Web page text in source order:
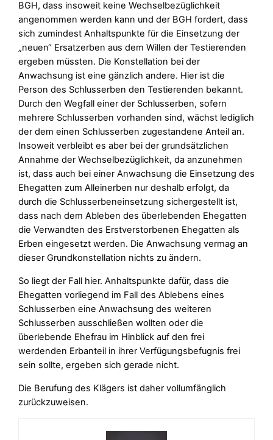
BGH, dass insoweit keine Wechselbezüglichkeit
angenommen werden kann und der BGH fordert, dass
sich zumindest Anhaltspunkte für die Einsetzung der
„neuen“ Ersatzerben aus dem Willen der Testierenden
ergeben müssten. Die Konstellation bei der
Anwachsung ist eine gänzlich andere. Hier ist die
Person des Schlusserben den Testierenden bekannt.
Durch den Wegfall einer der Schlusserben, sofern
mehrere Schlusserben vorhanden sind, wächst lediglich
der dem einen Schlusserben zugestandene Anteil an.
Insoweit verbleibt es aber bei der grundsätzlichen
Annahme der Wechselbezüglichkeit, da anzunehmen
ist, dass auch bei einer Anwachsung die Einsetzung des
Ehegatten zum Alleinerben nur deshalb erfolgt, da
durch die Schlusserbeneinsetzung sichergestellt ist,
dass nach dem Ableben des überlebenden Ehegatten
die Verwandten des Erstverstorbenen Ehegatten als
Erben eingesetzt werden. Die Anwachsung vermag an
dieser Grundkonstellation nichts zu ändern.
So liegt der Fall hier. Anhaltspunkte dafür, dass die
Ehegatten vorliegend im Fall des Ablebens eines
Schlusserben eine Anwachsung des weiteren
Schlusserben ausschließen wollten oder die
überlebende Ehefrau im Hinblick auf den frei
werdenden Erbanteil in ihrer Verfügungsbefugnis frei
sein sollte, ergeben sich gerade nicht.
Die Berufung des Klägers ist daher vollumfänglich
zurückzuweisen.